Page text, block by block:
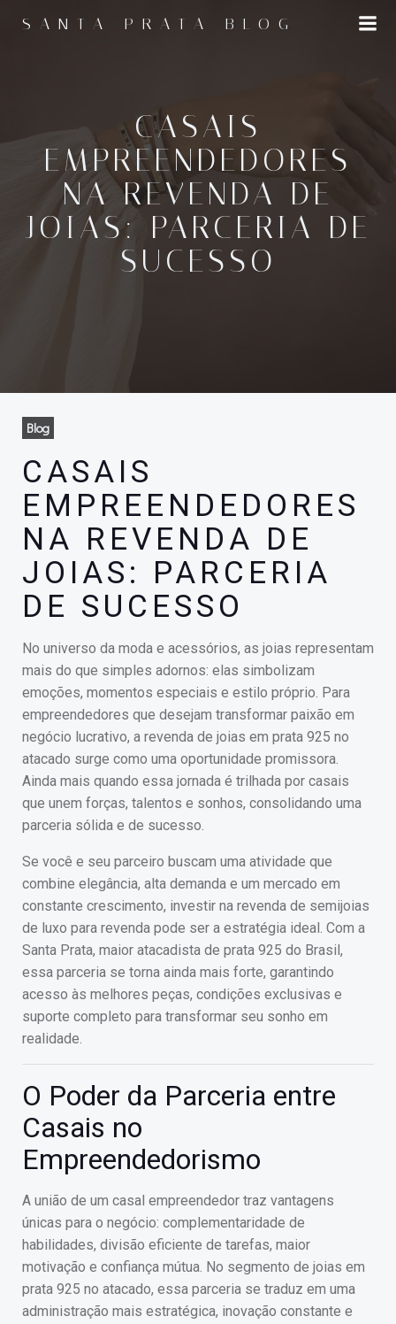
para
SANTA PRATA BLOG
CASAIS
EMPREENDEDORES
NA REVENDA DE
JOIAS: PARCERIA DE
SUCESSO
Blog
CASAIS
EMPREENDEDORES
NA REVENDA DE
JOIAS: PARCERIA
DE SUCESSO
No universo da moda e acessórios, as joias representam
mais do que simples adornos: elas simbolizam
emoções, momentos especiais e estilo próprio. Para
empreendedores que desejam transformar paixão em
negócio lucrativo, a revenda de joias em prata 925 no
atacado surge como uma oportunidade promissora.
Ainda mais quando essa jornada é trilhada por casais
que unem forças, talentos e sonhos, consolidando uma
parceria sólida e de sucesso.
Se você e seu parceiro buscam uma atividade que
combine elegância, alta demanda e um mercado em
constante crescimento, investir na revenda de semijoias
de luxo para revenda pode ser a estratégia ideal. Com a
Santa Prata, maior atacadista de prata 925 do Brasil,
essa parceria se torna ainda mais forte, garantindo
acesso às melhores peças, condições exclusivas e
suporte completo para transformar seu sonho em
realidade.
O Poder da Parceria entre
Casais no
Empreendedorismo
A união de um casal empreendedor traz vantagens
únicas para o negócio: complementaridade de
habilidades, divisão eficiente de tarefas, maior
motivação e confiança mútua. No segmento de joias em
prata 925 no atacado, essa parceria se traduz em uma
administração mais estratégica, inovação constante e